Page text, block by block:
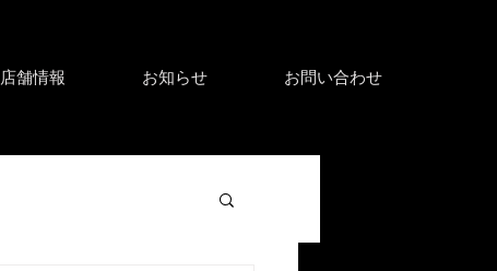
店舗情報 お知らせ お問い合わせ